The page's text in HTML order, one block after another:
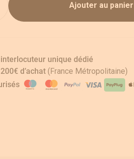
Ajouter au panier
unique dédié
d’achat(France Métropolitaine)